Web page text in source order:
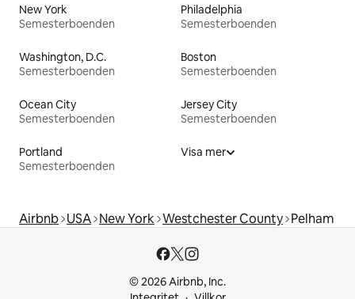
New York
Semesterboenden
Philadelphia
Semesterboenden
Washington, D.C.
Semesterboenden
Boston
Semesterboenden
Ocean City
Semesterboenden
Jersey City
Semesterboenden
Portland
Semesterboenden
Visa mer
Airbnb USA New York Westchester County Pelham
© 2026 Airbnb, Inc.